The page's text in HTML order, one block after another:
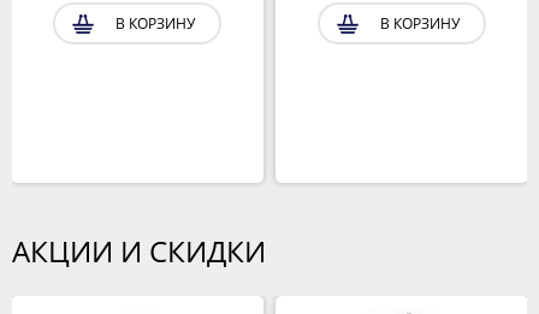
В КОРЗИНУ В КОРЗИНУ
АКЦИИ И СКИДКИ